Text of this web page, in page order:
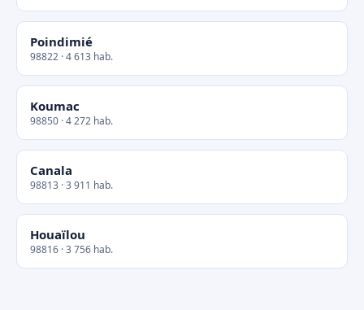
Poindimié
98822 · 4 613 hab.
Koumac
98850 · 4 272 hab.
Canala
98813 · 3 911 hab.
Houaïlou
98816 · 3 756 hab.